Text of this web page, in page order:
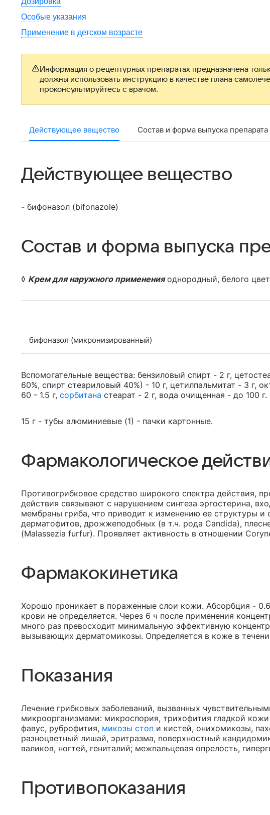
Особые указания
Применение в детском возрасте
Информация о рецептурных препаратах предназначена
должны использовать инструкцию в качестве плана
проконсультируйтесь с врачом.
Действующее вещество Состав и форма выпуска препарата
Действующее вещество
- бифоназол (bifonazole)
Состав и форма выпуска
◊ Крем для наружного примененияоднородный, белого
бифоназол (микронизированный)
Вспомогательные вещества: бензиловый спирт - 2 г,
60%, спирт стеариловый 40%) - 10 г, цетилпальмитат - 3 г,
60 - 1.5 г, сорбитана стеарат - 2 г, вода очищенная - до 100 г.
15 г - тубы алюминиевые (1) - пачки картонные.
Фармакологическое
Противогрибковое средство широкого спектра действия,
действия связывают с нарушением синтеза эргостерина,
мембраны гриба, что приводит к изменению ее структуры и
дерматофитов, дрожжеподобных (в т.ч. рода Candida),
(Malassezia furfur). Проявляет активность в отношении
Фармакокинетика
Хорошо проникает в пораженные слои кожи. Абсорбция -
крови не определяется. Через 6 ч после применения
много раз превосходит минимальную эффективную
вызывающих дерматомикозы. Определяется в коже в
Показания
Лечение грибковых заболеваний, вызванных
микроорганизмами: микроспория, трихофития гладкой
фавус, руброфития, микозы стоп и кистей, онихомикозы,
разноцветный лишай, эритразма, поверхностный
валиков, ногтей, гениталий; межпальцевая опрелость,
Противопоказания